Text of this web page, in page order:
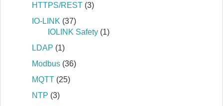
HTTPS/REST (3)
IO-LINK (37)
IOLINK Safety (1)
LDAP (1)
Modbus (36)
MQTT (25)
NTP (3)